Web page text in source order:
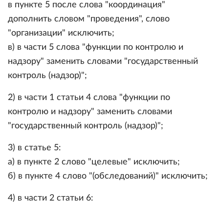
в пункте 5 после слова "координация"
дополнить словом "проведения", слово
"организации" исключить;
в) в части 5 слова "функции по контролю и
надзору" заменить словами "государственный
контроль (надзор)";
2) в части 1 статьи 4 слова "функции по
контролю и надзору" заменить словами
"государственный контроль (надзор)";
3) в статье 5:
а) в пункте 2 слово "целевые" исключить;
б) в пункте 4 слово "(обследований)" исключить;
4) в части 2 статьи 6: